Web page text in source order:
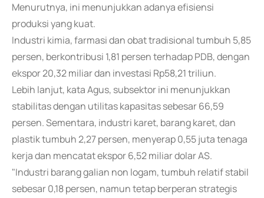
Menurutnya, ini menunjukkan adanya efisiensi
produksi yang kuat.
Industri kimia, farmasi dan obat tradisional tumbuh 5,85
persen, berkontribusi 1,81 persen terhadap PDB, dengan
ekspor 20,32 miliar dan investasi Rp58,21 triliun.
Lebih lanjut, kata Agus, subsektor ini menunjukkan
stabilitas dengan utilitas kapasitas sebesar 66,59
persen. Sementara, industri karet, barang karet, dan
plastik tumbuh 2,27 persen, menyerap 0,55 juta tenaga
kerja dan mencatat ekspor 6,52 miliar dolar AS.
"Industri barang galian non logam, tumbuh relatif stabil
sebesar 0,18 persen, namun tetap berperan strategis